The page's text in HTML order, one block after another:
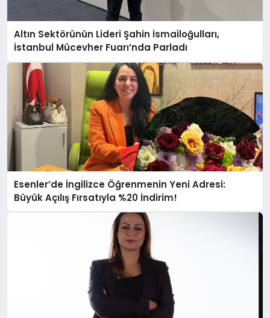
Altın Sektörünün Lideri Şahin İsmailoğulları,
İstanbul Mücevher Fuarı’nda Parladı ￼
Esenler’de İngilizce Öğrenmenin Yeni Adresi:
Büyük Açılış Fırsatıyla %20 İndirim!